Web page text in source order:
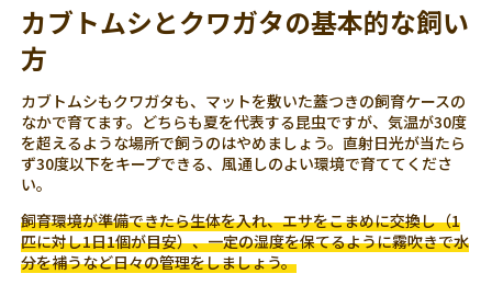
カブトムシとクワガタの基本的な飼い
方
カブトムシもクワガタも、マットを敷いた蓋つきの飼育ケースの
なかで育てます。どちらも夏を代表する昆虫ですが、気温が30度
を超えるような場所で飼うのはやめましょう。直射日光が当たら
ず30度以下をキープできる、風通しのよい環境で育ててくださ
い。
飼育環境が準備できたら生体を入れ、エサをこまめに交換し（1
匹に対し1日1個が目安）、一定の湿度を保てるように霧吹きで水
分を補うなど日々の管理をしましょう。